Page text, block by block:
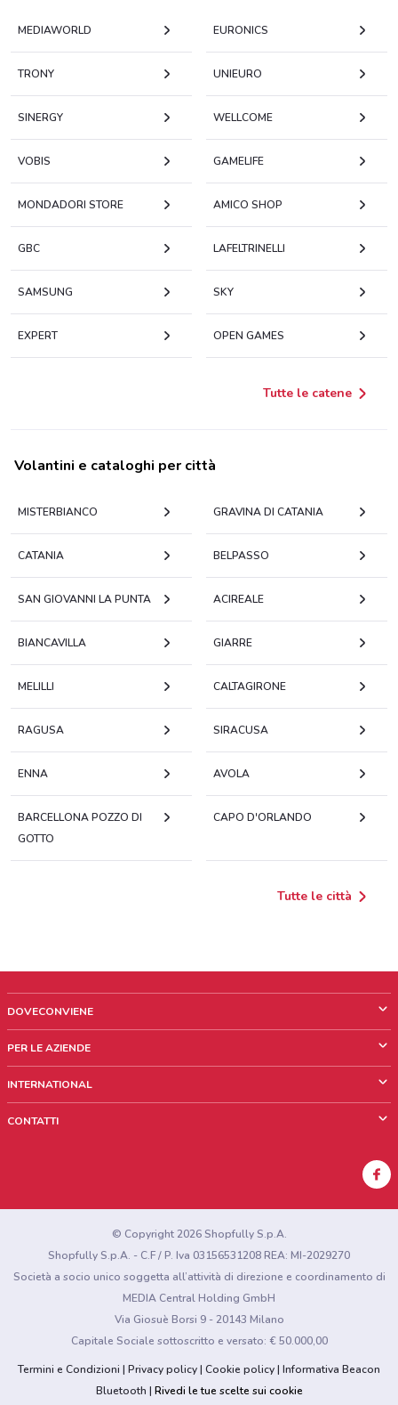
MEDIAWORLD EURONICS
TRONY UNIEURO
SINERGY WELLCOME
VOBIS GAMELIFE
MONDADORI STORE AMICO SHOP
GBC LAFELTRINELLI
SAMSUNG SKY
EXPERT OPEN GAMES
Tutte le catene
Volantini e cataloghi per città
MISTERBIANCO GRAVINA DI CATANIA
CATANIA BELPASSO
SAN GIOVANNI LA PUNTA ACIREALE
BIANCAVILLA GIARRE
MELILLI CALTAGIRONE
RAGUSA SIRACUSA
ENNA AVOLA
BARCELLONA POZZO DI
GOTTO
CAPO D'ORLANDO
Tutte le città
DOVECONVIENE
Chi siamo
Lavora con noi
PER LE AZIENDE
Richieste commerciali e marketing
INTERNATIONAL
CONTATTI
Hai un malfunzionamento sul web o sull'app?
© Copyright 2026 Shopfully S.p.A.
Shopfully S.p.A. - C.F / P. Iva 03156531208 REA: MI-2029270
Società a socio unico soggetta all’attività di direzione e coordinamento di
MEDIA Central Holding GmbH
Via Giosuè Borsi 9 - 20143 Milano
Capitale Sociale sottoscritto e versato: € 50.000,00
Termini e Condizioni
Privacy policy Cookie policy Informativa Beacon
Bluetooth
Rivedi le tue scelte sui cookie